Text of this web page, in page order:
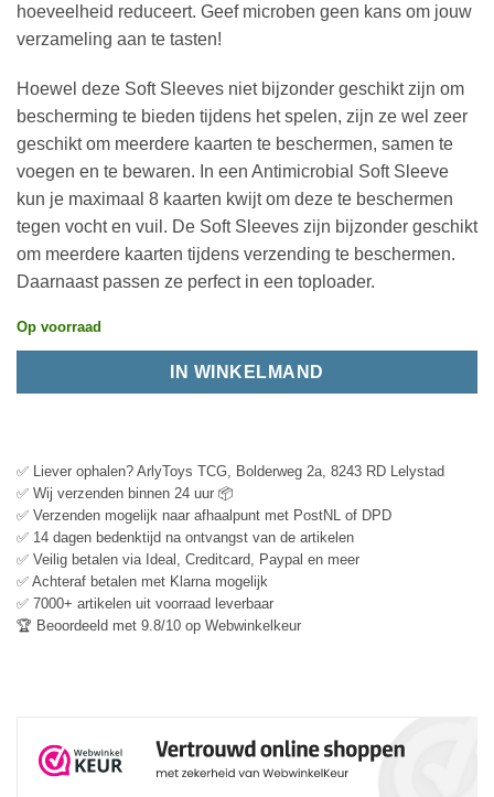
hoeveelheid reduceert. Geef microben geen kans om jouw
verzameling aan te tasten!
Hoewel deze Soft Sleeves niet bijzonder geschikt zijn om
bescherming te bieden tijdens het spelen, zijn ze wel zeer
geschikt om meerdere kaarten te beschermen, samen te
voegen en te bewaren. In een Antimicrobial Soft Sleeve
kun je maximaal 8 kaarten kwijt om deze te beschermen
tegen vocht en vuil. De Soft Sleeves zijn bijzonder geschikt
om meerdere kaarten tijdens verzending te beschermen.
Daarnaast passen ze perfect in een toploader.
Op voorraad
IN WINKELMAND
✅ Liever ophalen? ArlyToys TCG, Bolderweg 2a, 8243 RD Lelystad
✅ Wij verzenden binnen 24 uur 📦
✅ Verzenden mogelijk naar afhaalpunt met PostNL of DPD
✅ 14 dagen bedenktijd na ontvangst van de artikelen
✅ Veilig betalen via Ideal, Creditcard, Paypal en meer
✅ Achteraf betalen met Klarna mogelijk
✅ 7000+ artikelen uit voorraad leverbaar
🏆 Beoordeeld met 9.8/10 op Webwinkelkeur